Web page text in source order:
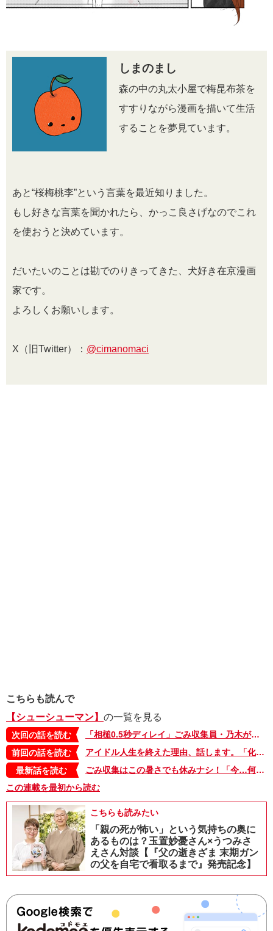
しまのまし
森の中の丸太小屋で梅昆布茶を
すすりながら漫画を描いて生活
することを夢見ています。
あと“桜梅桃李”という言葉を最近知りました。
もし好きな言葉を聞かれたら、かっこ良さげなのでこれ
を使おうと決めています。
だいたいのことは勘でのりきってきた、犬好き在京漫画
家です。
よろしくお願いします。
X（旧Twitter）： @cimanomaci
こちらも読んで
【シューシューマン】 の一覧を見る
次回の話を読む
「相槌0.5秒ディレイ」ごみ収集員・乃木が前職で使っていたテクニックとは!?【シューシューマン・10】
前回の話を読む
アイドル人生を終えた理由、話します。「化けるよぉ アリャ」期待されてスタートしたのに【シューシューマン・8】
最新話を読む
ごみ収集はこの暑さでも休みナシ！「今…何度だ？」ヤバい…これはマジでヤバい…。“真夏のシューシューマン”篇【シューシューマン・17】
この連載を最初から読む
こちらも読みたい
「親の死が怖い」という気持ちの奥に
あるものは？玉置妙憂さん×うつみさ
えさん対談【『父の逝きざま 末期ガン
の父を自宅で看取るまで』発売記念】